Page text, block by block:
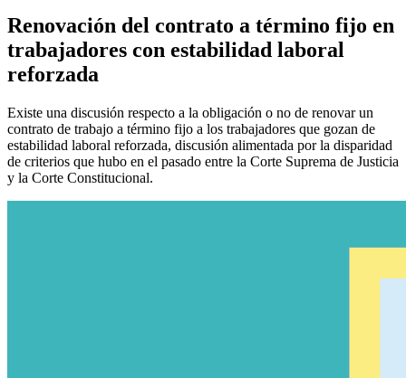
Renovación del contrato a término fijo en
trabajadores con estabilidad laboral
reforzada
Existe una discusión respecto a la obligación o no de renovar un
contrato de trabajo a término fijo a los trabajadores que gozan de
estabilidad laboral reforzada, discusión alimentada por la disparidad
de criterios que hubo en el pasado entre la Corte Suprema de Justicia
y la Corte Constitucional.